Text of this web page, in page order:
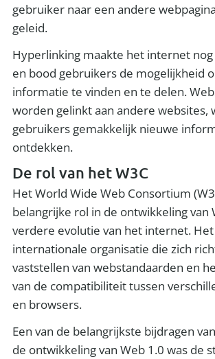
gebruiker naar een andere
geleid.
Hyperlinking maakte het internet
en bood gebruikers de mogelijkheid
informatie te vinden en te delen.
worden gelinkt aan andere websites,
gebruikers gemakkelijk nieuwe
ontdekken.
De rol van het W3C
Het World Wide Web Consortium
belangrijke rol in de ontwikkeling van
verdere evolutie van het internet. Het
internationale organisatie die zich
vaststellen van webstandaarden en
van de compatibiliteit tussen
en browsers.
Een van de belangrijkste bijdragen
de ontwikkeling van Web 1.0 was de